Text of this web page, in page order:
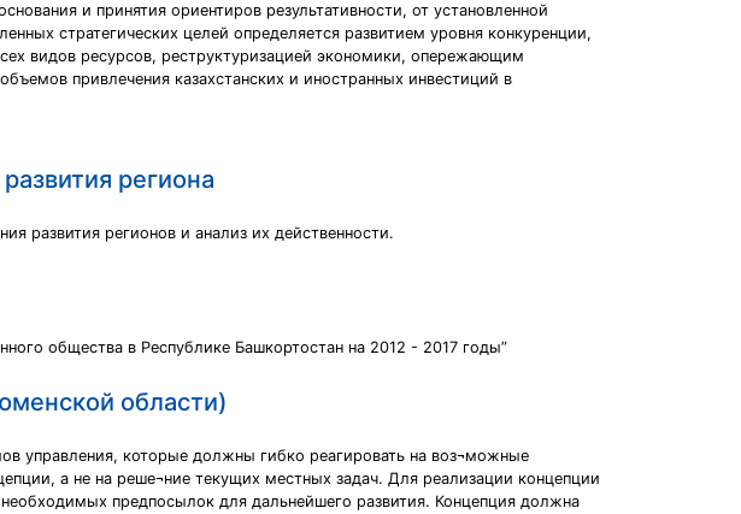
и принятия ориентиров результативности, от установленной
стратегических целей определяется развитием уровня конкуренции,
видов ресурсов, реструктуризацией экономики, опережающим
привлечения казахстанских и иностранных инвестиций в
региона
развития регионов и анализ их действенности.
общества в Республике Башкортостан на 2012 - 2017 годы”
области)
управления, которые должны гибко реагировать на воз¬можные
а не на реше¬ние текущих местных задач. Для реализации концепции
предпосылок для дальнейшего развития. Концепция должна